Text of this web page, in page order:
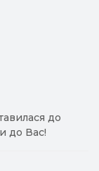
до
до Вас!